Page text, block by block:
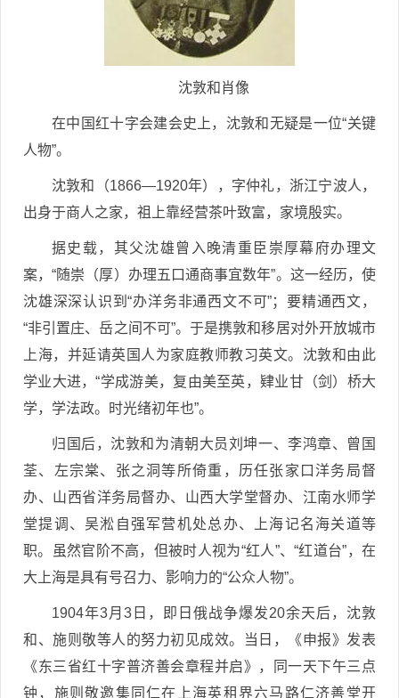
沈敦和肖像
在中国红十字会建会史上，沈敦和无疑是一位“关键
人物”。
沈敦和（1866—1920年），字仲礼，浙江宁波人，
出身于商人之家，祖上靠经营茶叶致富，家境殷实。
据史载，其父沈雄曾入晚清重臣崇厚幕府办理文
案，“随崇（厚）办理五口通商事宜数年”。这一经历，使
沈雄深深认识到“办洋务非通西文不可”；要精通西文，
“非引置庄、岳之间不可”。于是携敦和移居对外开放城市
上海，并延请英国人为家庭教师教习英文。沈敦和由此
学业大进，“学成游美，复由美至英，肄业甘（剑）桥大
学，学法政。时光绪初年也”。
归国后，沈敦和为清朝大员刘坤一、李鸿章、曾国
荃、左宗棠、张之洞等所倚重，历任张家口洋务局督
办、山西省洋务局督办、山西大学堂督办、江南水师学
堂提调、吴淞自强军营机处总办、上海记名海关道等
职。虽然官阶不高，但被时人视为“红人”、“红道台”，在
大上海是具有号召力、影响力的“公众人物”。
1904年3月3日，即日俄战争爆发20余天后，沈敦
和、施则敬等人的努力初见成效。当日，《申报》发表
《东三省红十字普济善会章程并启》，同一天下午三点
钟，施则敬邀集同仁在上海英租界六马路仁济善堂开